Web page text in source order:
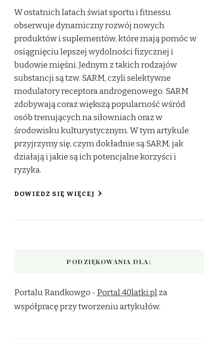
W ostatnich latach świat sportu i fitnessu
obserwuje dynamiczny rozwój nowych
produktów i suplementów, które mają pomóc w
osiągnięciu lepszej wydolności fizycznej i
budowie mięśni. Jednym z takich rodzajów
substancji są tzw. SARM, czyli selektywne
modulatory receptora androgenowego. SARM
zdobywają coraz większą popularność wśród
osób trenujących na siłowniach oraz w
środowisku kulturystycznym. W tym artykule
przyjrzymy się, czym dokładnie są SARM, jak
działają i jakie są ich potencjalne korzyści i
ryzyka.
DOWIEDZ SIĘ WIĘCEJ
PODZIĘKOWANIA DLA:
Portalu Randkowgo - Portal 40latki.plza
współpracę przy tworzeniu artykułów.